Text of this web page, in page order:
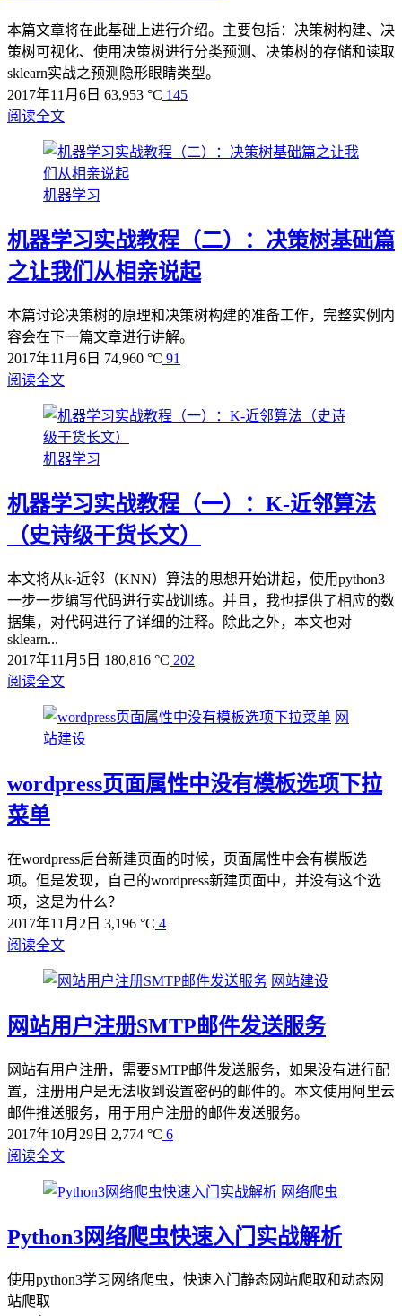
本篇文章将在此基础上进行介绍。主要包括：决策树构建、决
策树可视化、使用决策树进行分类预测、决策树的存储和读取
sklearn实战之预测隐形眼睛类型。
2017年11月6日 63,953 °C 145
阅读全文
机器学习
机器学习实战教程（二）：决策树基础篇
之让我们从相亲说起
本篇讨论决策树的原理和决策树构建的准备工作，完整实例内
容会在下一篇文章进行讲解。
2017年11月6日 74,960 °C 91
阅读全文
机器学习
机器学习实战教程（一）：K-近邻算法
（史诗级干货长文）
本文将从k-近邻（KNN）算法的思想开始讲起，使用python3
一步一步编写代码进行实战训练。并且，我也提供了相应的数
据集，对代码进行了详细的注释。除此之外，本文也对
sklearn...
2017年11月5日 180,816 °C 202
阅读全文
网
站建设
wordpress页面属性中没有模板选项下拉
菜单
在wordpress后台新建页面的时候，页面属性中会有模版选
项。但是发现，自己的wordpress新建页面中，并没有这个选
项，这是为什么？
2017年11月2日 3,196 °C 4
阅读全文
网站建设
网站用户注册SMTP邮件发送服务
网站有用户注册，需要SMTP邮件发送服务，如果没有进行配
置，注册用户是无法收到设置密码的邮件的。本文使用阿里云
邮件推送服务，用于用户注册的邮件发送服务。
2017年10月29日 2,774 °C 6
阅读全文
网络爬虫
Python3网络爬虫快速入门实战解析
使用python3学习网络爬虫，快速入门静态网站爬取和动态网
站爬取